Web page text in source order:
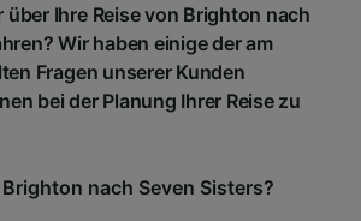
über Ihre Reise von Brighton nach
Wir haben einige der am
Fragen unserer Kunden
bei der Planung Ihrer Reise zu
nach Seven Sisters?